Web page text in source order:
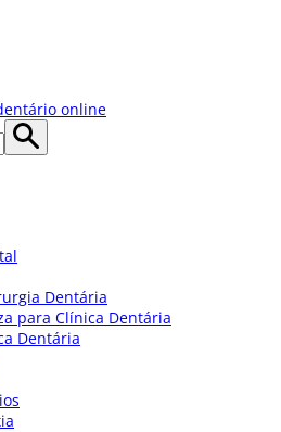
online
Dentária
para Clínica Dentária
Dentária